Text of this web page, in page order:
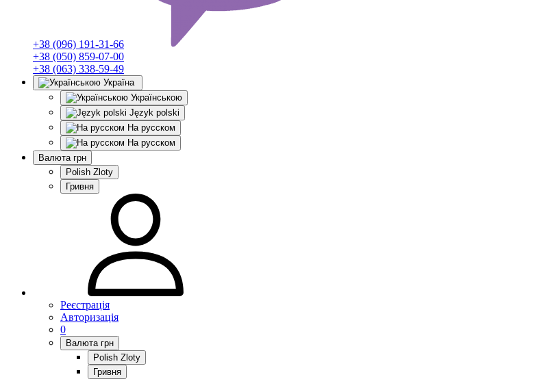
+38 (096) 191-31-66
+38 (050) 859-07-00
+38 (063) 338-59-49
Україна
Українською
Język polski
На русском
На русском
Валюта грн
Polish Zloty
Гривня
Реєстрація
Авторизація
0
Валюта грн
Polish Zloty
Гривня